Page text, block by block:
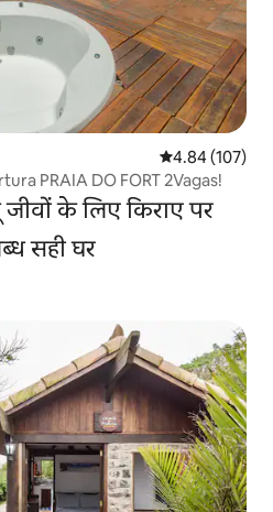
औसत रेटिंग 5 में से
4.84 (107)
PRAIA DO FORT 2Vagas!
के लिए किराए पर
सही घर